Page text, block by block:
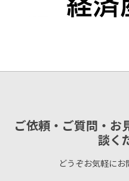
ご依頼・ご質問・お
談く
どうぞお気軽にお